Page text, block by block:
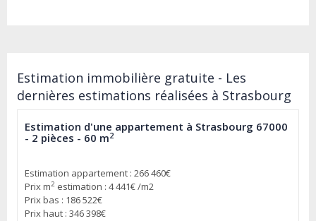
Estimation immobilière gratuite - Les
dernières estimations réalisées à Strasbourg
Estimation d'une appartement à Strasbourg 67000
- 2 pièces - 60 m2
Estimation appartement : 266 460€
Prix m2 estimation : 4 441€ /m2
Prix bas : 186 522€
Prix haut : 346 398€